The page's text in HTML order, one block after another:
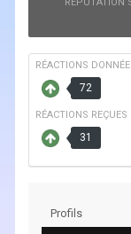
RÉPUTATION
RÉACTIONS
72
RÉACTIONS REÇUES
31
Profils